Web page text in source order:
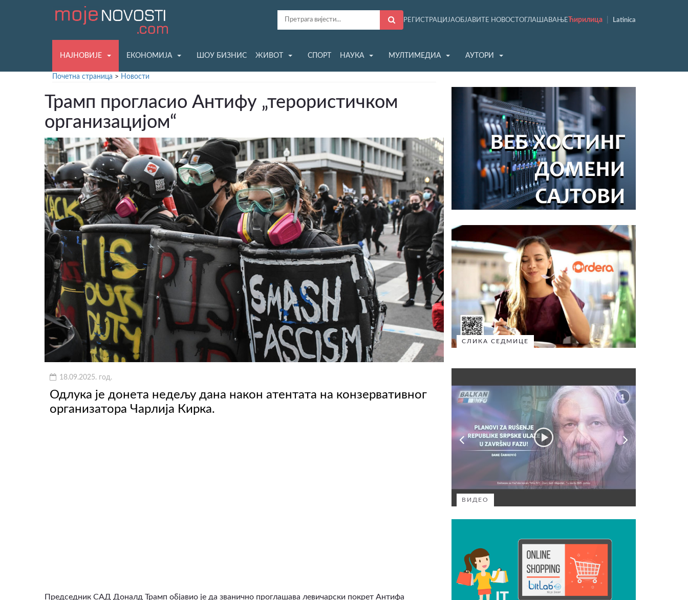
РЕГИСТРАЦИЈАОБЈАВИТЕ НОВОСТ ОГЛАШАВАЊЕ Ћирилица Latinica
НАЈНОВИЈЕ ЕКОНОМИЈА ШОУ БИЗНИС ЖИВОТ СПОРТ НАУКА МУЛТИМЕДИА АУТОРИ
Почетна страница > Новости
Трамп прогласио Антифу „терористичком
организацијом“
18.09.2025. год.
Одлука је донета недељу дана након атентата на конзервативног
организатора Чарлија Кирка.
Председник САД Доналд Трамп објавио је да званично проглашава левичарски покрет Антифа
СЛИКА СЕДМИЦЕ
ВИДЕО